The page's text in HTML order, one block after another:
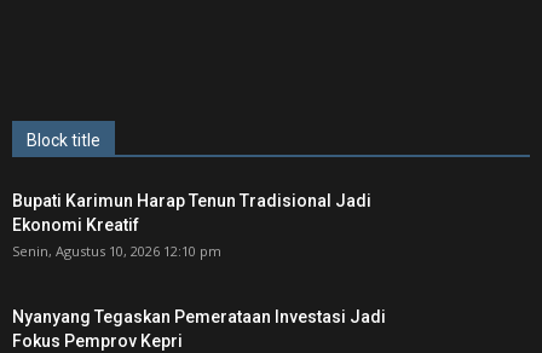
Block title
Bupati Karimun Harap Tenun Tradisional Jadi
Ekonomi Kreatif
Senin, Agustus 10, 2026 12:10 pm
Nyanyang Tegaskan Pemerataan Investasi Jadi
Fokus Pemprov Kepri